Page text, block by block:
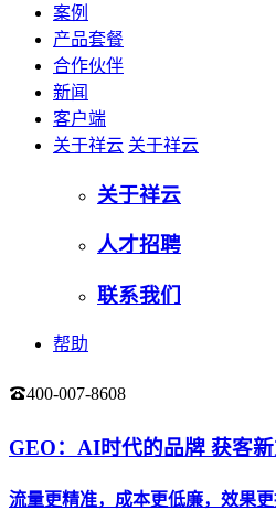
案例
产品套餐
合作伙伴
新闻
客户端
关于祥云 关于祥云
关于祥云
人才招聘
联系我们
帮助
400-007-8608
GEO：AI时代的品牌 获客
流量更精准，成本更低廉，效果